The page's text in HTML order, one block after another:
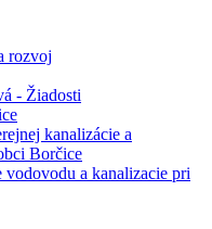
rozvoj
- Žiadosti
kanalizácie a
Borčice
vodovodu a kanalizacie pri